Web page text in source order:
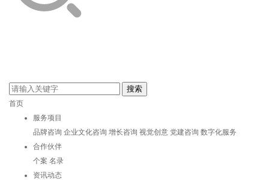
首页
服务项目
品牌咨询 企业文化咨询 增长咨询 视觉创意 党建咨询 数字化服务
合作伙伴
个案 名录
资讯动态